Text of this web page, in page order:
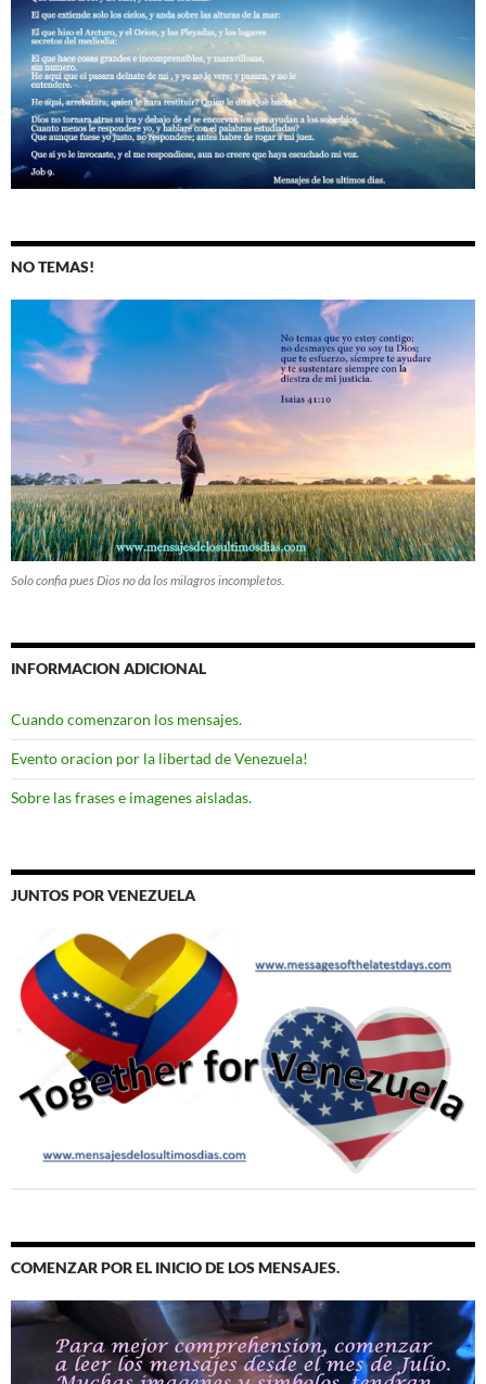
NO TEMAS!
Solo confia pues Dios no da los milagros incompletos.
INFORMACION ADICIONAL
Cuando comenzaron los mensajes.
Evento oracion por la libertad de Venezuela!
Sobre las frases e imagenes aisladas.
JUNTOS POR VENEZUELA
COMENZAR POR EL INICIO DE LOS MENSAJES.